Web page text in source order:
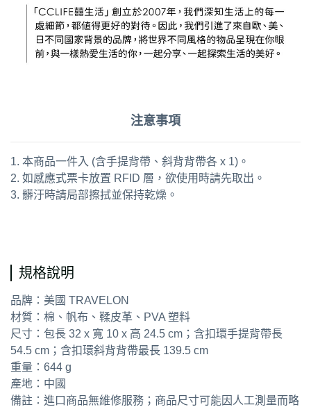
注意事項
1. 本商品一件入 (含手提背帶、斜背背帶各 x 1)。
2. 如感應式票卡放置 RFID 層，欲使用時請先取出。
3. 髒汙時請局部擦拭並保持乾燥。
規格說明
品牌：美國 TRAVELON
材質：棉、帆布、鞣皮革、PVA 塑料
尺寸：包長 32 x 寬 10 x 高 24.5 cm；含扣環手提背帶長
54.5 cm；含扣環斜背背帶最長 139.5 cm
重量：644 g
產地：中國
備註：進口商品無維修服務；商品尺寸可能因人工測量而略